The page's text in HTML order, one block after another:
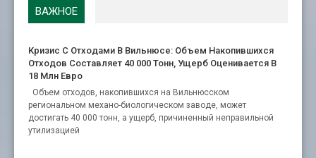
ВАЖНОЕ
Кризис С Отходами В Вильнюсе: Объем Накопившихся
Отходов Составляет 40 000 Тонн, Ущерб Оценивается В
18 Млн Евро
Объем отходов, накопившихся на Вильнюсском
региональном механо-биологическом заводе, может
достигать 40 000 тонн, а ущерб, причиненный неправильной
утилизацией